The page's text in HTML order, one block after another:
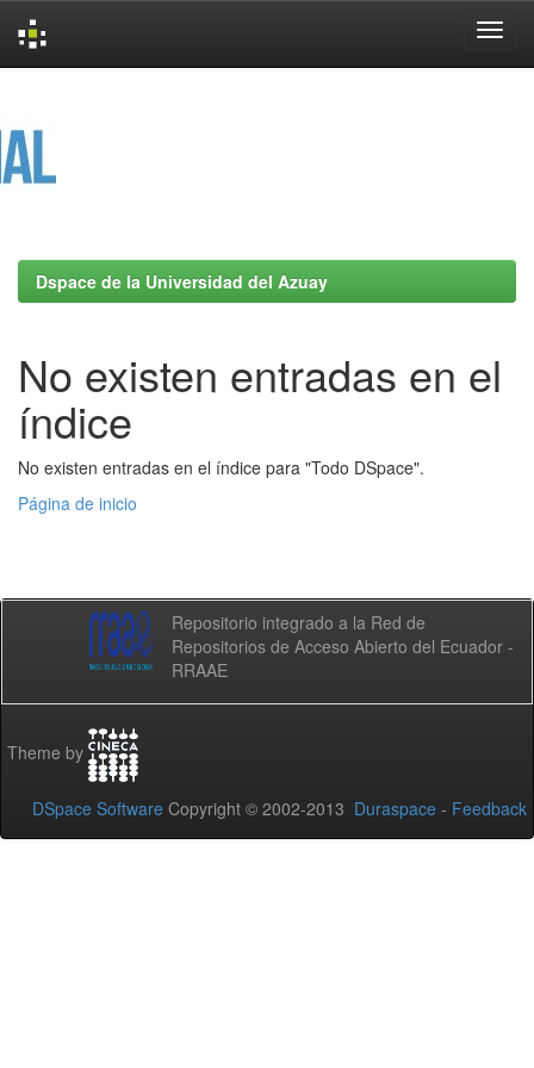
Dspace de la Universidad del Azuay
No existen entradas en el
índice
No existen entradas en el índice para "Todo DSpace".
Página de inicio
Repositorio integrado a la Red de
Repositorios de Acceso Abierto del Ecuador -
RRAAE
Theme by
DSpace Software Copyright © 2002-2013 Duraspace - Feedback